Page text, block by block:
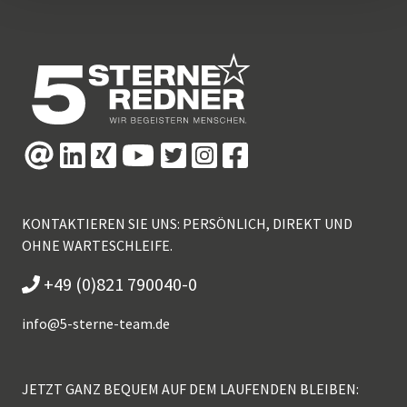
KONTAKTIEREN SIE UNS: PERSÖNLICH, DIREKT UND
OHNE WARTESCHLEIFE.
+49 (0)821 790040-0
info@5-sterne-team.de
JETZT GANZ BEQUEM AUF DEM LAUFENDEN BLEIBEN: